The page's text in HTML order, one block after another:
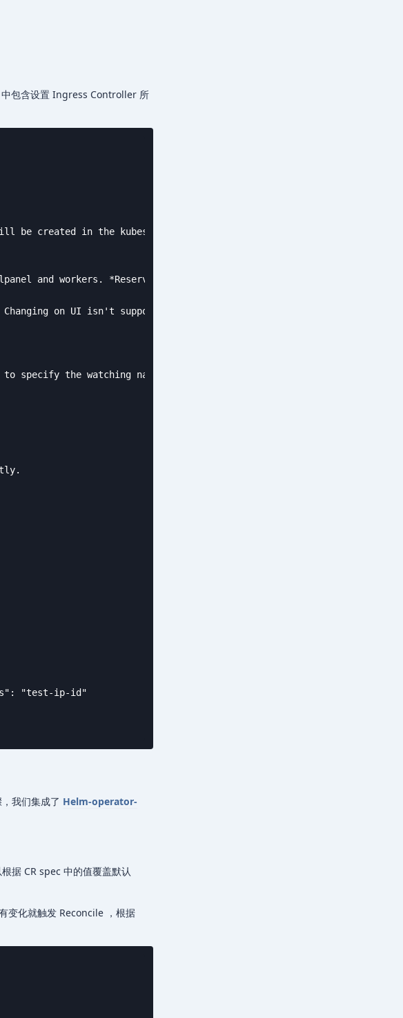
包含设置 Ingress Controller 所
be created in the kubesphere-controls-system namespace by default.
and workers. *Reserved field. Changing on UI isn't supported yet.
on UI isn't supported yet.
specify the watching namespace.
"test-ip-id"
我们集成了 Helm-operator-
据 CR spec 中的值覆盖默认
变化就触发 Reconcile ，根据